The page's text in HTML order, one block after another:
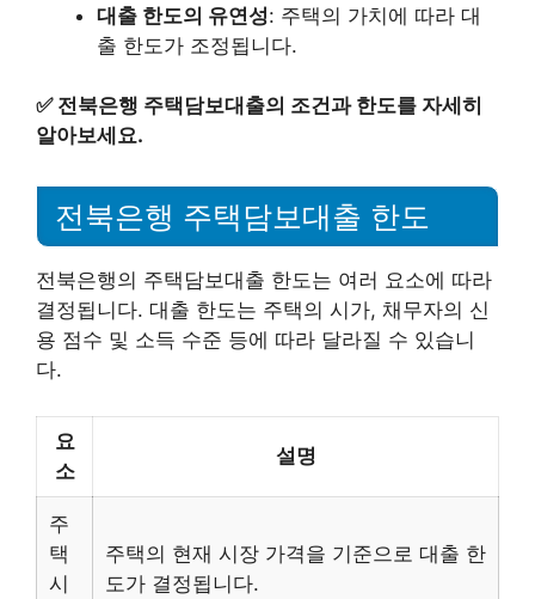
대출 한도의 유연성: 주택의 가치에 따라 대
출 한도가 조정됩니다.
✅ 전북은행 주택담보대출의 조건과 한도를 자세히
알아보세요.
전북은행 주택담보대출 한도
전북은행의 주택담보대출 한도는 여러 요소에 따라
결정됩니다. 대출 한도는 주택의 시가, 채무자의 신
용 점수 및 소득 수준 등에 따라 달라질 수 있습니
다.
요
소
설명
주
택
시
주택의 현재 시장 가격을 기준으로 대출 한
도가 결정됩니다.